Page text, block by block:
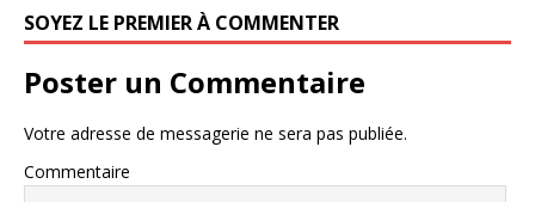
SOYEZ LE PREMIER À COMMENTER
Poster un Commentaire
Votre adresse de messagerie ne sera pas publiée.
Commentaire